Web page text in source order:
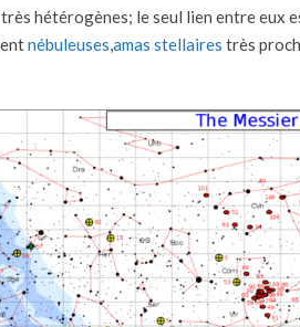
hétérogènes; le seul lien entre eux
nébuleuses amas stellaires très